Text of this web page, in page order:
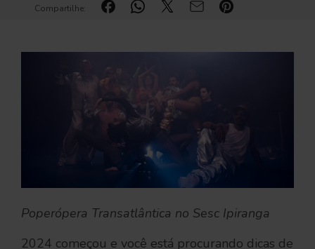
Compartilhe:
Poperópera Transatlântica no Sesc Ipiranga
2024 começou e você está procurando dicas de